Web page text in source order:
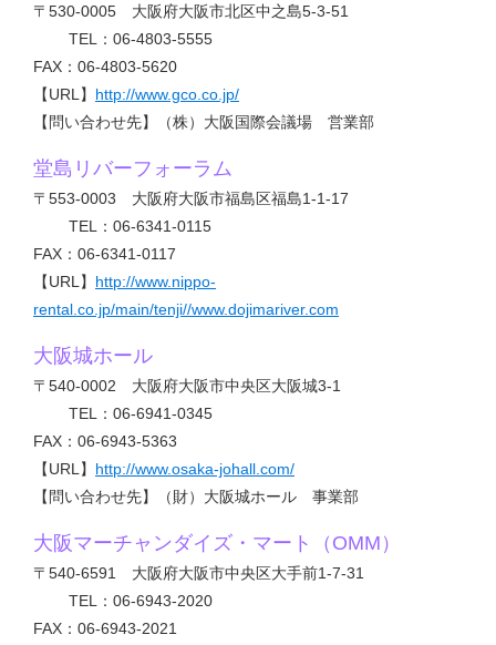
〒530-0005 大阪府大阪市北区中之島5-3-51
TEL：06-4803-5555
FAX：06-4803-5620
【URL】 http://www.gco.co.jp/
【問い合わせ先】（株）大阪国際会議場 営業部
堂島リバーフォーラム
〒553-0003 大阪府大阪市福島区福島1-1-17
TEL：06-6341-0115
FAX：06-6341-0117
【URL】 http://www.nippo-
rental.co.jp/main/tenji//www.dojimariver.com
大阪城ホール
〒540-0002 大阪府大阪市中央区大阪城3-1
TEL：06-6941-0345
FAX：06-6943-5363
【URL】 http://www.osaka-johall.com/
【問い合わせ先】（財）大阪城ホール 事業部
大阪マーチャンダイズ・マート（OMM）
〒540-6591 大阪府大阪市中央区大手前1-7-31
TEL：06-6943-2020
FAX：06-6943-2021